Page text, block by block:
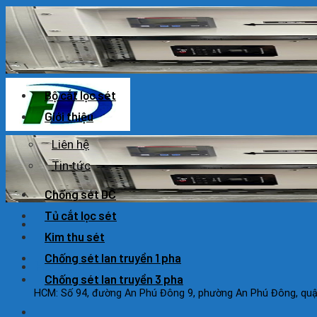
Skip
to
content
HOTLINE: 0925 038 097
HCM: Số 94, đường An Phú Đông 9, phường An Phú Đông,
Bộ cắt lọc sét
Giới thiệu
Liên hệ
Tin tức
Chống sét DC
Tủ cắt lọc sét
Kim thu sét
Chống sét lan truyền 1 pha
Chống sét lan truyền 3 pha